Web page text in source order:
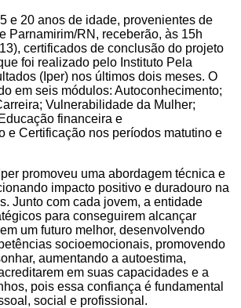
e 20 anos de idade, provenientes de
Parnamirim/RN, receberão, às 15h
certificados de conclusão do projeto
foi realizado pelo Instituto Pela
(Iper) nos últimos dois meses. O
em seis módulos: Autoconhecimento;
Vulnerabilidade da Mulher;
financeira e
e Certificação nos períodos matutino e
promoveu uma abordagem técnica e
impacto positivo e duradouro na
Junto com cada jovem, a entidade
para conseguirem alcançar
um futuro melhor, desenvolvendo
socioemocionais, promovendo
aumentando a autoestima,
em suas capacidades e a
pois essa confiança é fundamental
social e profissional.